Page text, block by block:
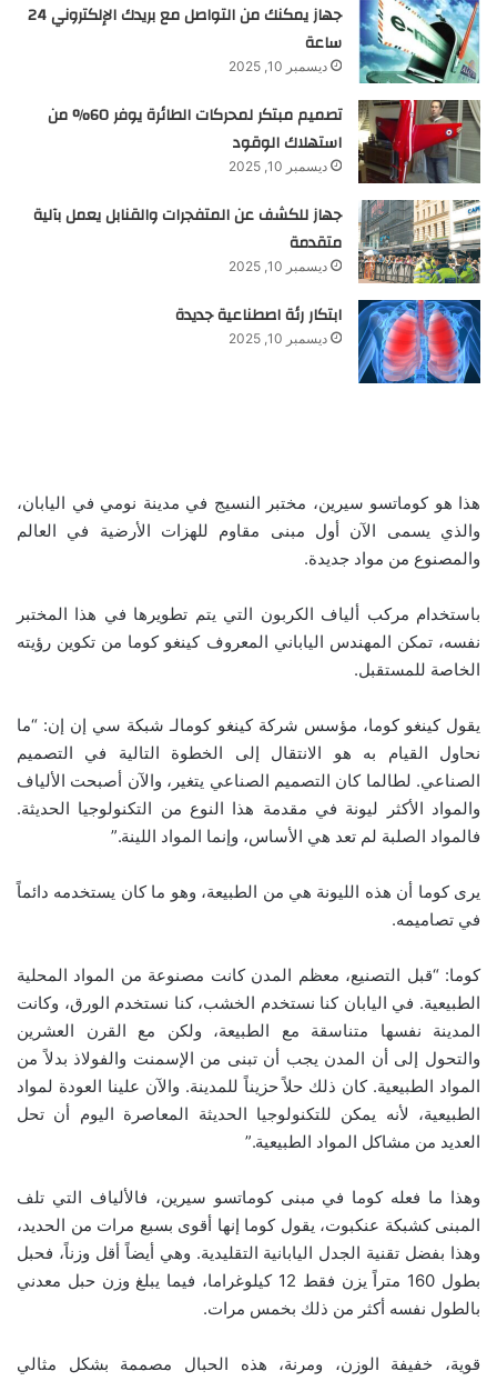
جهاز يمكنك من التواصل مع بريدك الإلكتروني 24
ساعة
ديسمبر 10, 2025
تصميم مبتكر لمحركات الطائرة يوفر 60% من
استهلاك الوقود
ديسمبر 10, 2025
جهاز للكشف عن المتفجرات والقنابل يعمل بآلية
متقدمة
ديسمبر 10, 2025
ابتكار رئة اصطناعية جديدة
ديسمبر 10, 2025
هذا هو كوماتسو سيرين، مختبر النسيج في مدينة نومي في اليابان،
والذي يسمى الآن أول مبنى مقاوم للهزات الأرضية في العالم
والمصنوع من مواد جديدة.
باستخدام مركب ألياف الكربون التي يتم تطويرها في هذا المختبر
نفسه، تمكن المهندس الياباني المعروف كينغو كوما من تكوين رؤيته
الخاصة للمستقبل.
يقول كينغو كوما، مؤسس شركة كينغو كومالـ شبكة سي إن إن: “ما
نحاول القيام به هو الانتقال إلى الخطوة التالية في التصميم
الصناعي. لطالما كان التصميم الصناعي يتغير، والآن أصبحت الألياف
والمواد الأكثر ليونة في مقدمة هذا النوع من التكنولوجيا الحديثة.
فالمواد الصلبة لم تعد هي الأساس، وإنما المواد اللينة.”
يرى كوما أن هذه الليونة هي من الطبيعة، وهو ما كان يستخدمه دائماً
في تصاميمه.
كوما: “قبل التصنيع، معظم المدن كانت مصنوعة من المواد المحلية
الطبيعية. في اليابان كنا نستخدم الخشب، كنا نستخدم الورق، وكانت
المدينة نفسها متناسقة مع الطبيعة، ولكن مع القرن العشرين
والتحول إلى أن المدن يجب أن تبنى من الإسمنت والفولاذ بدلاً من
المواد الطبيعية. كان ذلك حلاً حزيناً للمدينة. والآن علينا العودة لمواد
الطبيعية، لأنه يمكن للتكنولوجيا الحديثة المعاصرة اليوم أن تحل
العديد من مشاكل المواد الطبيعية.”
وهذا ما فعله كوما في مبنى كوماتسو سيرين، فالألياف التي تلف
المبنى كشبكة عنكبوت، يقول كوما إنها أقوى بسبع مرات من الحديد،
وهذا بفضل تقنية الجدل اليابانية التقليدية. وهي أيضاً أقل وزناً، فحبل
بطول 160 متراً يزن فقط 12 كيلوغراما، فيما يبلغ وزن حبل معدني
بالطول نفسه أكثر من ذلك بخمس مرات.
قوية، خفيفة الوزن، ومرنة، هذه الحبال مصممة بشكل مثالي